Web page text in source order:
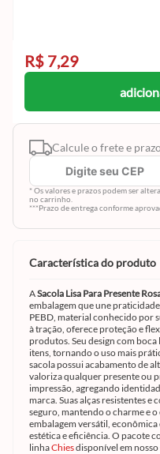
R$ 7,29
Calcule o frete e
* Os valores e prazos podem ser
no carrinho.
***Prazo de entrega conforme
característica do produto
ASacola Lisa Para Presente
embalagem que une
PEBD, material conhecido por
à tração, oferece proteção e
produtos. Seu design com
itens, tornando o uso mais
sacola possui acabamento de
valoriza qualquer presente ou
impressão, agregando
marca. Suas alças resistentes
seguro, mantendo o charme e
embalagem versátil,
estética e eficiência. O pacote
linhaChiesdisponível em nosso